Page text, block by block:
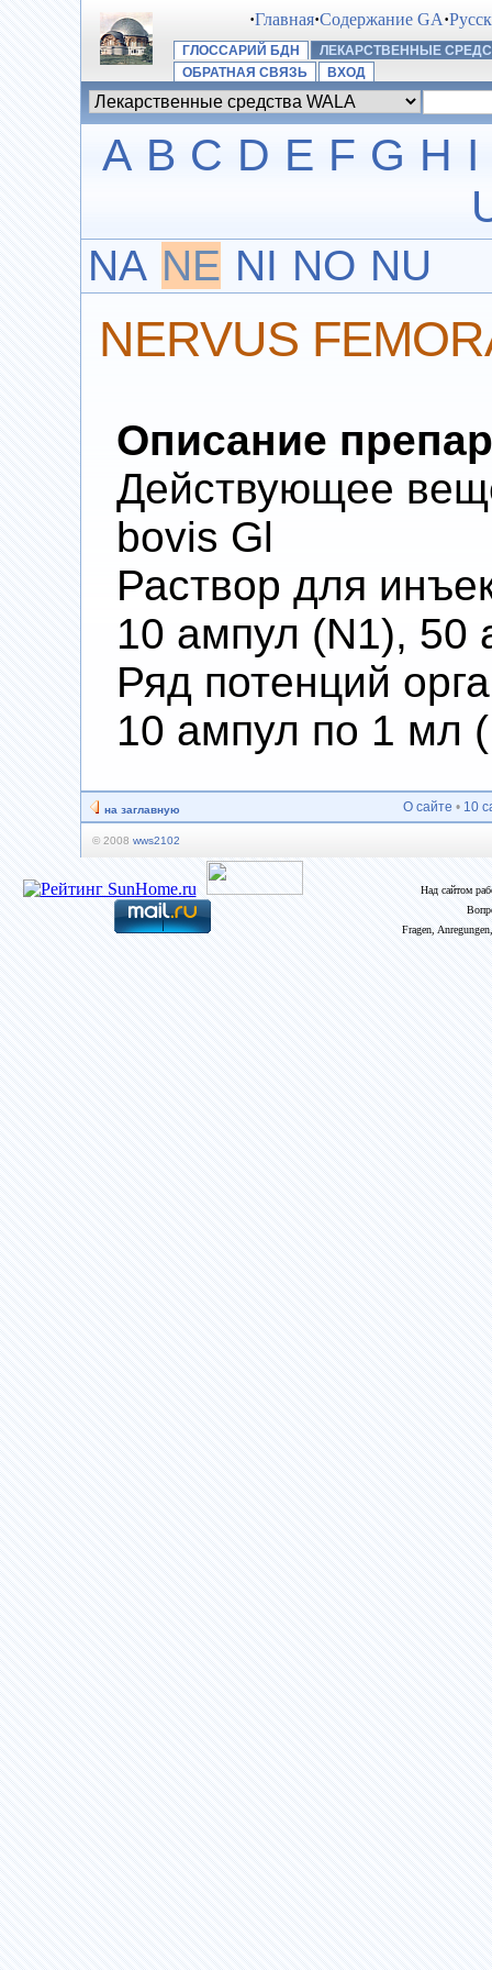
·Главная·Содержание GA·
ГЛОССАРИЙ БДН
ЛЕКАРСТВЕННЫЕ
ОБРАТНАЯ СВЯЗЬ
ВХОД
A B C D E F G H I
NA NE NI NO NU
NERVUS
Описание
Действующее
bovis Gl
Раствор для
10 ампул (N1), 50
Ряд потенций
10 ампул по 1 мл
на заглавную О сайте • 10
© 2008 wws2102
Над сайтом
Fragen,